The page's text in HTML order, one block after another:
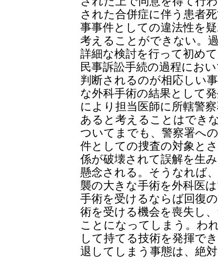
された合併症に伴う患者
事事件としての違法性を
考えることができない。
詳細な検討を行って初め
民事訴訟手続の過程にお
判断されるのが相応しい
な外科手術の結果として
により担当医師に所轄警
あると考えることはでき
ついてまでも、警察署へ
件としての捜査の対象と
係が破壊されて誤解を生
懸念される。そうなれば
襲の大きな手術を外科医
手術を受けるならば回復
術を受ける機会を喪失し
ことになってしまう。わ
して持てる技術を発揮で
退してしまう事態は、絶